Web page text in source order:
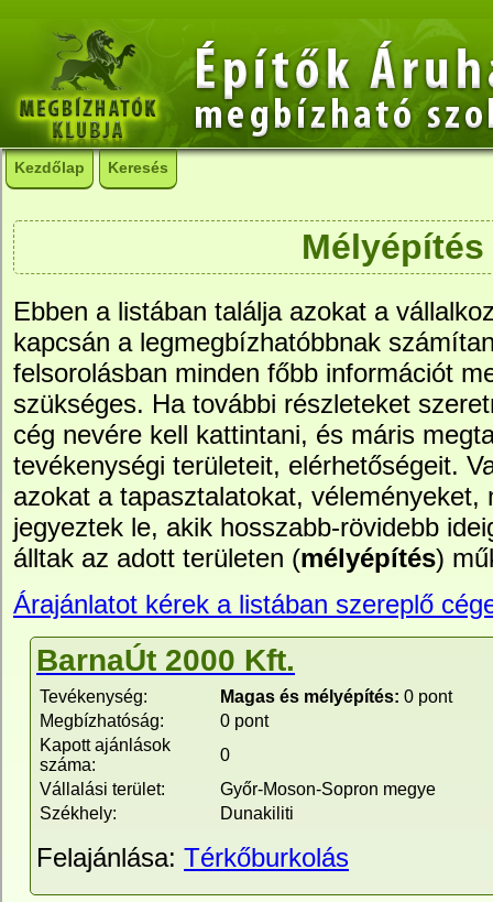
Kezdőlap Keresés
Mélyépítés
Ebben a listában találja azokat a
kapcsán a legmegbízhatóbbnak
felsorolásban minden főbb információt
szükséges. Ha további részleteket
cég nevére kell kattintani, és máris
tevékenységi területeit, elérhetőségeit.
azokat a tapasztalatokat, véleményeket,
jegyeztek le, akik hosszabb-rövidebb
álltak az adott területen (mélyépítés)
Árajánlatot kérek a listában szereplő
BarnaÚt 2000 Kft.
Tevékenység: Magas és mélyépítés: 0 pont
Megbízhatóság:
0 pont
Kapott ajánlások
száma:
0
Vállalási terület:
Győr-Moson-Sopron megye
Székhely:
Dunakiliti
Felajánlása: Térkőburkolás